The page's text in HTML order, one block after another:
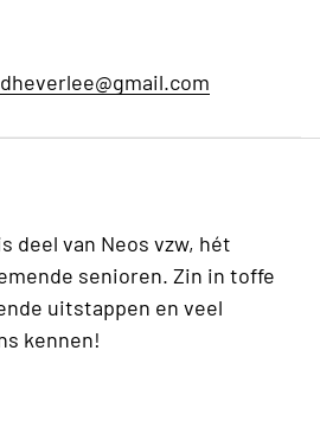
deel van Neos vzw, hét
senioren. Zin in toffe
uitstappen en veel
kennen!